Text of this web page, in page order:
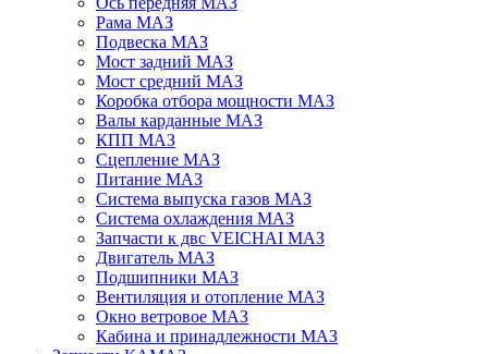
Рама МАЗ
Подвеска МАЗ
Мост задний МАЗ
Мост средний МАЗ
Коробка отбора мощности МАЗ
Валы карданные МАЗ
КПП МАЗ
Сцепление МАЗ
Питание МАЗ
Система выпуска газов МАЗ
Система охлаждения МАЗ
Запчасти к двс VEICHAI МАЗ
Двигатель МАЗ
Подшипники МАЗ
Вентиляция и отопление МАЗ
Окно ветровое МАЗ
Кабина и принадлежности МАЗ